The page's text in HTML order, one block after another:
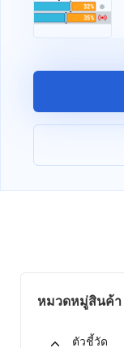
หมวดหมู่สินค้า
ตัวชี้วัด